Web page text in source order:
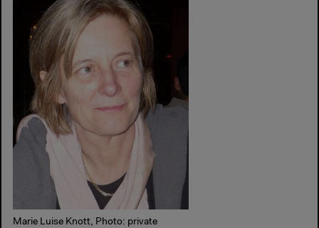
Marie Luise Knott, Photo: private